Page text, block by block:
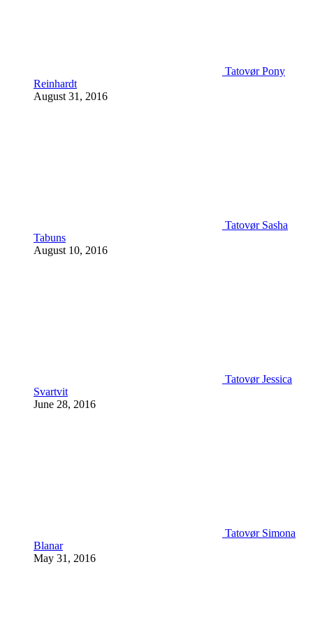
Tatovør Pony
Reinhardt
August 31, 2016
Tatovør Sasha
Tabuns
August 10, 2016
Tatovør Jessica
Svartvit
June 28, 2016
Tatovør Simona
Blanar
May 31, 2016